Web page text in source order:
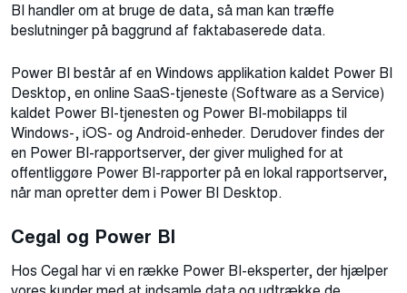
BI handler om at bruge de data, så man kan træffe
beslutninger på baggrund af faktabaserede data.
Power BI består af en Windows applikation kaldet Power BI
Desktop, en online SaaS-tjeneste (Software as a Service)
kaldet Power BI-tjenesten og Power BI-mobilapps til
Windows-, iOS- og Android-enheder. Derudover findes der
en Power BI-rapportserver, der giver mulighed for at
offentliggøre Power BI-rapporter på en lokal rapportserver,
når man opretter dem i Power BI Desktop.
Cegal og Power BI
Hos Cegal har vi en række Power BI-eksperter, der hjælper